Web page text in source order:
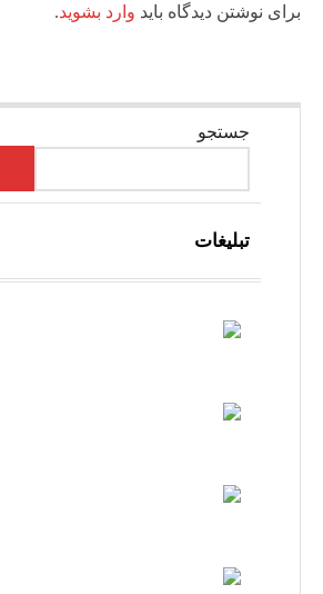
برای نوشتن دیدگاه باید وارد بشوید.
جستجو
تبلیغات